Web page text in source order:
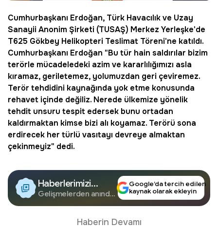
Cumhurbaşkanı Erdoğan, Türk Havacılık ve Uzay
Sanayii Anonim Şirketi (TUSAŞ) Merkez Yerleşke'de
T625 Gökbey Helikopteri Teslimat Töreni'ne katıldı.
Cumhurbaşkanı Erdoğan "Bu tür hain saldırılar bizim
terörle mücadeledeki azim ve kararlılığımızı asla
kıramaz, geriletemez, yolumuzdan geri çeviremez.
Terör tehdidini kaynağında yok etme konusunda
rehavet içinde değiliz. Nerede ülkemize yönelik
tehdit unsuru tespit edersek bunu ortadan
kaldırmaktan kimse bizi alı koyamaz. Terörü sona
erdirecek her türlü vasıtayı devreye almaktan
çekinmeyiz" dedi.
Haberlerimizi
Google'da Takip
Edin
Gelişmelerden anında
Google’da tercih edilen
kaynak olarak ekleyin
Haberin Devamı